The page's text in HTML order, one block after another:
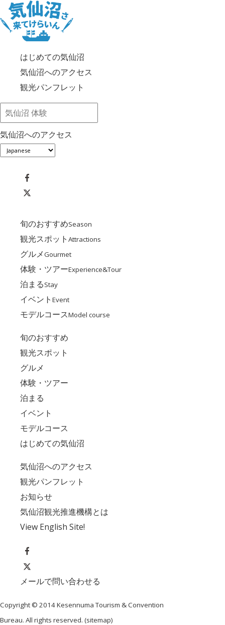
はじめての気仙沼
気仙沼へのアクセス
観光パンフレット
気仙沼へのアクセス
旬のおすすめSeason
観光スポット Attractions
グルメGourmet
体験・ツアーExperience&Tour
泊まるStay
イベント Event
モデルコースModel course
旬のおすすめ
観光スポット
グルメ
体験・ツアー
泊まる
イベント
モデルコース
はじめての気仙沼
気仙沼へのアクセス
観光パンフレット
お知らせ
気仙沼観光推進機構とは
View English Site!
メールで問い合わせる
Copyright © 2014 Kesennuma Tourism & Convention
Bureau. All rights reserved. (sitemap)